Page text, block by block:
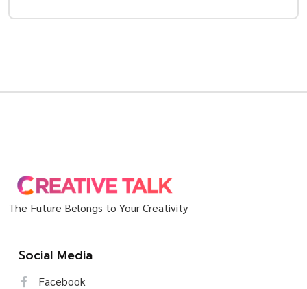
The Future Belongs to Your Creativity
Social Media
Facebook